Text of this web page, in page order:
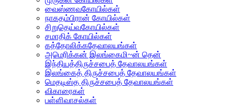
வைஸ்ணவகோயில்கள்
நாகதம்பிரான் கோயில்கள்
சிறுதெய்வகோயில்கள்
சமாதிக் கோயில்கள்
கத்தோலிக்கதேவாலயங்கள்
அமெரிக்கன் இலங்கைமி~ன் தென்
இந்தியத்திருச்சபைத் தேவாலயங்கள்
இலங்கைத் திருச்சபைத் தேவாலயங்கள்
மெதடிஸ்த திருச்சபைத் தேவாலயங்கள்
விகாரைகள்
பள்ளிவாசல்கள்